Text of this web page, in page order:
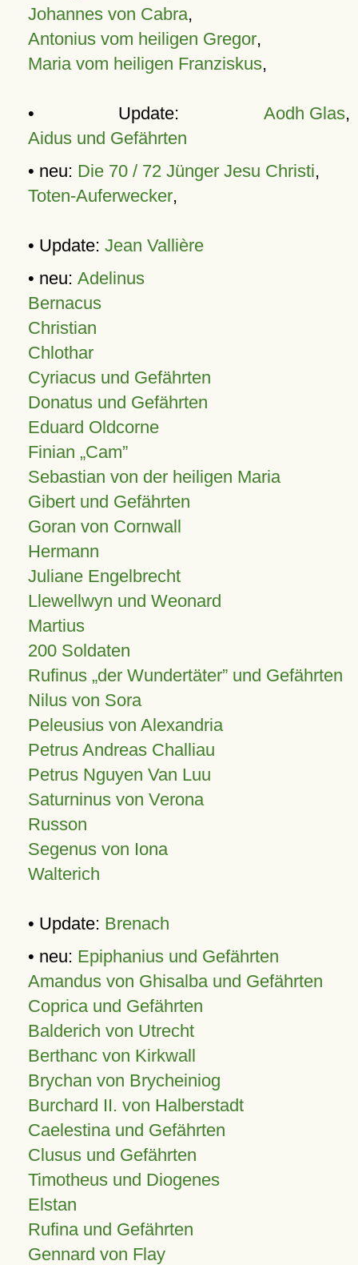
Johannes von Cabra,
Antonius vom heiligen Gregor,
Maria vom heiligen Franziskus,
• Update: Aodh Glas,
Aidus und Gefährten
• neu: Die 70 / 72 Jünger Jesu Christi,
Toten-Auferwecker,
• Update: Jean Vallière
• neu: Adelinus
Bernacus
Christian
Chlothar
Cyriacus und Gefährten
Donatus und Gefährten
Eduard Oldcorne
Finian Cam
Sebastian von der heiligen Maria
Gibert und Gefährten
Goran von Cornwall
Hermann
Juliane Engelbrecht
Llewellwyn und Weonard
Martius
200 Soldaten
Rufinus „der Wundertäter” und Gefährten
Nilus von Sora
Peleusius von Alexandria
Petrus Andreas Challiau
Petrus Nguyen Van Luu
Saturninus von Verona
Russon
Segenus von Iona
Walterich
• Update: Brenach
• neu: Epiphanius und Gefährten
Amandus von Ghisalba und Gefährten
Coprica und Gefährten
Balderich von Utrecht
Berthanc von Kirkwall
Brychan von Brycheiniog
Burchard II. von Halberstadt
Caelestina und Gefährten
Clusus und Gefährten
Timotheus und Diogenes
Elstan
Rufina und Gefährten
Gennard von Flay